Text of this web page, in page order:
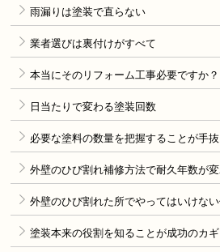
雨漏りは塗装で直らない
業者選びは裏付けがすべて
本当にそのリフォーム工事必要ですか？
日当たりで変わる塗装回数
必要な塗料の数量を把握することが手
外壁のひび割れ補修方法で耐久年数が
外壁のひび割れた所でやってはいけな
塗装本来の役割を知ることが成功のカギ